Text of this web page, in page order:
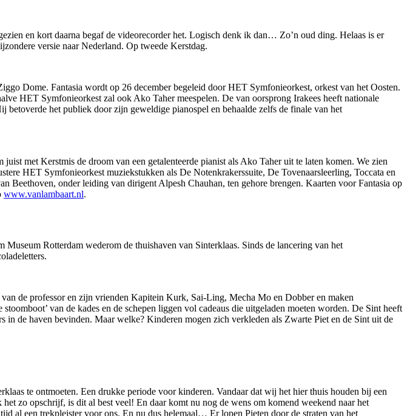
en kort daarna begaf de videorecorder het. Logisch denk ik dan… Zo’n oud ding. Helaas is er
versie naar Nederland. Op tweede Kerstdag.
Dome. Fantasia wordt op 26 december begeleid door HET Symfonieorkest, orkest van het Oosten.
HET Symfonieorkest zal ook Ako Taher meespelen. De van oorsprong Irakees heeft nationale
betoverde het publiek door zijn geweldige pianospel en behaalde zelfs de finale van het
met Kerstmis de droom van een getalenteerde pianist als Ako Taher uit te laten komen. We zien
HET Symfonieorkest muziekstukken als De Notenkrakerssuite, De Tovenaarsleerling, Toccata en
onder leiding van dirigent Alpesh Chauhan, ten gehore brengen. Kaarten voor Fantasia op
www.vanlambaart.nl.
Rotterdam wederom de thuishaven van Sinterklaas. Sinds de lancering van het
de professor en zijn vrienden Kapitein Kurk, Sai-Ling, Mecha Mo en Dobber en maken
van de kades en de schepen liggen vol cadeaus die uitgeladen moeten worden. De Sint heeft
de haven bevinden. Maar welke? Kinderen mogen zich verkleden als Zwarte Piet en de Sint uit de
te ontmoeten. Een drukke periode voor kinderen. Vandaar dat wij het hier thuis houden bij een
zo opschrijf, is dit al best veel! En daar komt nu nog de wens om komend weekend naar het
al een trekpleister voor ons. En nu dus helemaal… Er lopen Pieten door de straten van het